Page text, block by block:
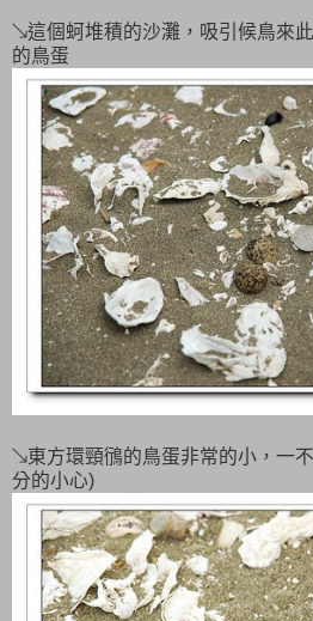
↘這個蚵堆積的沙灘，吸引候鳥來
的鳥蛋
↘東方環頸鴴的鳥蛋非常的小，一
分的小心)